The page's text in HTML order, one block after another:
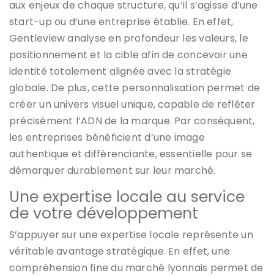
aux enjeux de chaque structure, qu’il s’agisse d’une
start-up ou d’une entreprise établie. En effet,
Gentleview analyse en profondeur les valeurs, le
positionnement et la cible afin de concevoir une
identité totalement alignée avec la stratégie
globale. De plus, cette personnalisation permet de
créer un univers visuel unique, capable de refléter
précisément l’ADN de la marque. Par conséquent,
les entreprises bénéficient d’une image
authentique et différenciante, essentielle pour se
démarquer durablement sur leur marché.
Une expertise locale au service
de votre développement
S’appuyer sur une expertise locale représente un
véritable avantage stratégique. En effet, une
compréhension fine du marché lyonnais permet de